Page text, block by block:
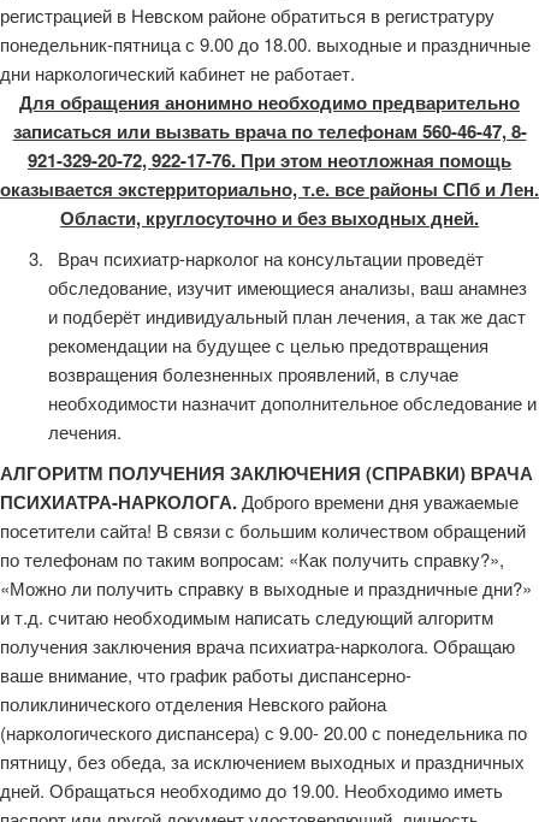
регистрацией в Невском районе обратиться в регистратуру
понедельник-пятница с 9.00 до 18.00. выходные и праздничные
дни наркологический кабинет не работает.
Для обращения анонимно необходимо предварительно
записаться или вызвать врача по телефонам 560-46-47, 8-
921-329-20-72, 922-17-76. При этом неотложная помощь
оказывается экстерриториально, т.е. все районы СПб и Лен.
Области, круглосуточно и без выходных дней.
Врач психиатр-нарколог на консультации проведёт
обследование, изучит имеющиеся анализы, ваш анамнез
и подберёт индивидуальный план лечения, а так же даст
рекомендации на будущее с целью предотвращения
возвращения болезненных проявлений, в случае
необходимости назначит дополнительное обследование и
лечения.
АЛГОРИТМ ПОЛУЧЕНИЯ ЗАКЛЮЧЕНИЯ (СПРАВКИ) ВРАЧА
ПСИХИАТРА-НАРКОЛОГА.Доброго времени дня уважаемые
посетители сайта! В связи с большим количеством обращений
по телефонам по таким вопросам: «Как получить справку?»,
«Можно ли получить справку в выходные и праздничные дни?»
и т.д. считаю необходимым написать следующий алгоритм
получения заключения врача психиатра-нарколога. Обращаю
ваше внимание, что график работы диспансерно-
поликлинического отделения Невского района
(наркологического диспансера) с 9.00- 20.00 с понедельника по
пятницу, без обеда, за исключением выходных и праздничных
дней. Обращаться необходимо до 19.00. Необходимо иметь